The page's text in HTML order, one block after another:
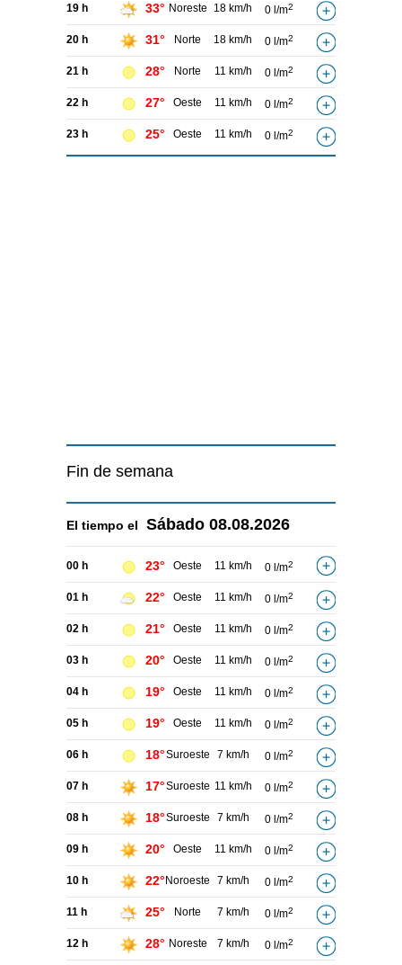
19 h 33° Noreste 18 km/h 0 l/m2
20 h 31° Norte 18 km/h 0 l/m2
21 h 28° Norte 11 km/h 0 l/m2
22 h 27° Oeste 11 km/h 0 l/m2
23 h 25° Oeste 11 km/h 0 l/m2
Fin de semana
El tiempo el Sábado 08.08.2026
00 h 23° Oeste 11 km/h 0 l/m2
01 h 22° Oeste 11 km/h 0 l/m2
02 h 21° Oeste 11 km/h 0 l/m2
03 h 20° Oeste 11 km/h 0 l/m2
04 h 19° Oeste 11 km/h 0 l/m2
05 h 19° Oeste 11 km/h 0 l/m2
06 h 18°Suroeste 7 km/h 0 l/m2
07 h 17°Suroeste 11 km/h 0 l/m2
08 h 18°Suroeste 7 km/h 0 l/m2
09 h 20° Oeste 11 km/h 0 l/m2
10 h 22° Noroeste 7 km/h 0 l/m2
11 h 25° Norte 7 km/h 0 l/m2
12 h 28° Noreste 7 km/h 0 l/m2